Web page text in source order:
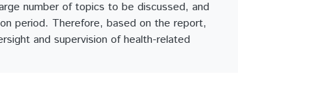
number of topics to be discussed, and
period. Therefore, based on the report,
and supervision of health-related